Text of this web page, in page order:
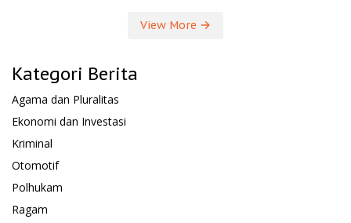
View More
Kategori Berita
Agama dan Pluralitas
Ekonomi dan Investasi
Kriminal
Otomotif
Polhukam
Ragam